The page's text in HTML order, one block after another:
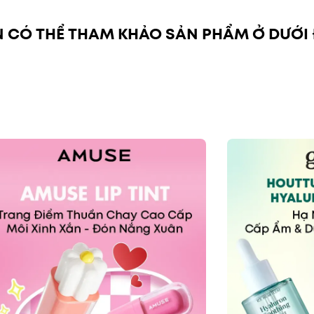
CÓ THỂ THAM KHẢO SẢN PHẨM Ở DƯỚI